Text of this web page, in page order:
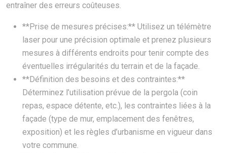
entraîner des erreurs coûteuses.
**Prise de mesures précises:** Utilisez un télémètre
laser pour une précision optimale et prenez plusieurs
mesures à différents endroits pour tenir compte des
éventuelles irrégularités du terrain et de la façade.
**Définition des besoins et des contraintes:**
Déterminez l’utilisation prévue de la pergola (coin
repas, espace détente, etc.), les contraintes liées à la
façade (type de mur, emplacement des fenêtres,
exposition) et les règles d’urbanisme en vigueur dans
votre commune.